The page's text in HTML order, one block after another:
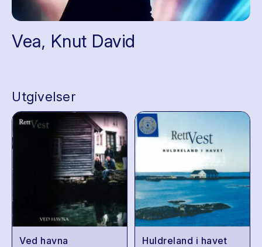
Vea, Knut David
Utgivelser
Ved havna Huldreland i havet